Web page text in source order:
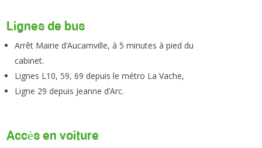
Lignes de bus
Arrêt Mairie d’Aucamville, à 5 minutes à pied du
cabinet.
Lignes L10, 59, 69 depuis le métro La Vache,
Ligne 29 depuis Jeanne d’Arc.
Accès en voiture